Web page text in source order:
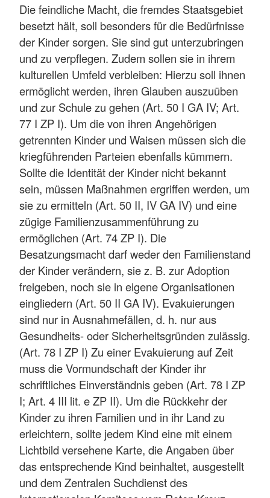
Die feindliche Macht, die fremdes Staatsgebiet
besetzt hält, soll besonders für die Bedürfnisse
der Kinder sorgen. Sie sind gut unterzubringen
und zu verpflegen. Zudem sollen sie in ihrem
kulturellen Umfeld verbleiben: Hierzu soll ihnen
ermöglicht werden, ihren Glauben auszuüben
und zur Schule zu gehen (Art. 50 I GA IV; Art.
77 I ZP I). Um die von ihren Angehörigen
getrennten Kinder und Waisen müssen sich die
kriegführenden Parteien ebenfalls kümmern.
Sollte die Identität der Kinder nicht bekannt
sein, müssen Maßnahmen ergriffen werden, um
sie zu ermitteln (Art. 50 II, IV GA IV) und eine
zügige Familienzusammenführung zu
ermöglichen (Art. 74 ZP I). Die
Besatzungsmacht darf weder den Familienstand
der Kinder verändern, sie z. B. zur Adoption
freigeben, noch sie in eigene Organisationen
eingliedern (Art. 50 II GA IV). Evakuierungen
sind nur in Ausnahmefällen, d. h. nur aus
Gesundheits- oder Sicherheitsgründen zulässig.
(Art. 78 I ZP I) Zu einer Evakuierung auf Zeit
muss die Vormundschaft der Kinder ihr
schriftliches Einverständnis geben (Art. 78 I ZP
I; Art. 4 III lit. e ZP II). Um die Rückkehr der
Kinder zu ihren Familien und in ihr Land zu
erleichtern, sollte jedem Kind eine mit einem
Lichtbild versehene Karte, die Angaben über
das entsprechende Kind beinhaltet, ausgestellt
und dem Zentralen Suchdienst des